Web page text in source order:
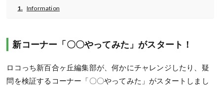
Information
新コーナー「〇〇やってみた」がスタート！
ロコっち新百合ヶ丘編集部が、何かにチャレンジしたり、疑
問を検証するコーナー「〇〇やってみた」がスタートしまし